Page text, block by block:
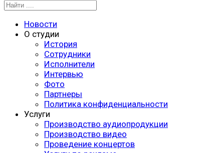
Новости
О студии
История
Сотрудники
Исполнители
Интервью
Фото
Партнеры
Политика конфиденциальности
Услуги
Производство аудиопродукции
Производство видео
Проведение концертов